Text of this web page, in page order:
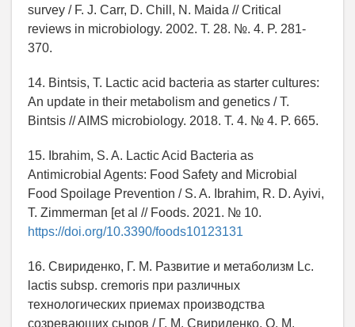
survey / F. J. Carr, D. Chill, N. Maida // Critical
reviews in microbiology. 2002. Т. 28. №. 4. P. 281-
370.
14. Bintsis, T. Lactic acid bacteria as starter cultures:
An update in their metabolism and genetics / T.
Bintsis // AIMS microbiology. 2018. Т. 4. № 4. P. 665.
15. Ibrahim, S. A. Lactic Acid Bacteria as
Antimicrobial Agents: Food Safety and Microbial
Food Spoilage Prevention / S. A. Ibrahim, R. D. Ayivi,
T. Zimmerman [et al // Foods. 2021. № 10.
https://doi.org/10.3390/foods10123131
16. Свириденко, Г. М. Развитие и метаболизм Lc.
lactis subsp. cremoris при различных
технологических приемах производства
созревающих сыров / Г. М. Свириденко, О. М.